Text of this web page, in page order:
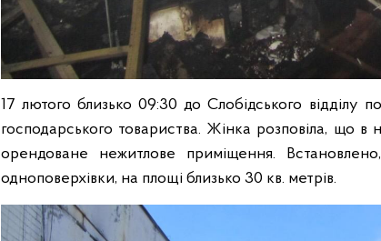
17 лютого близько 09:30 до Слобідського відділу
господарського товариства. Жінка розповіла, що в
орендоване нежитлове приміщення.
одноповерхівки, на площі близько 30 кв. метрів.